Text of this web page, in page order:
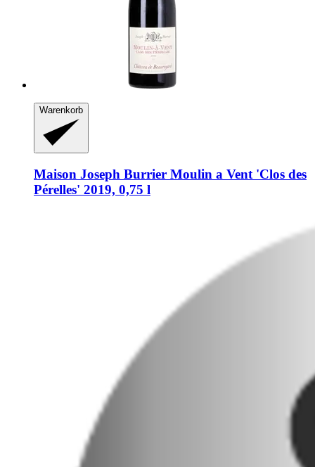
Warenkorb
Maison Joseph Burrier Moulin a Vent 'Clos des
Pérelles' 2019, 0,75 l